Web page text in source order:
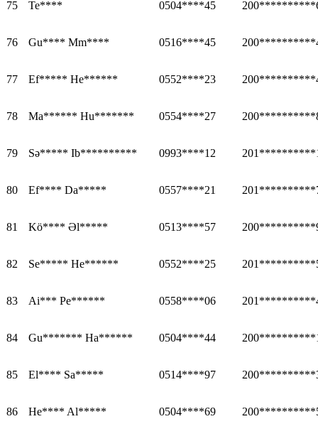
75 Te**** 0504****45
76 Gu**** Mm**** 0516****45
77 Ef***** He****** 0552****23
78 Ma****** Hu******* 0554****27
79 Sə***** Ib********** 0993****12
80 Ef**** Da***** 0557****21
81 Kö**** Əl***** 0513****57
82 Se***** He****** 0552****25
83 Ai*** Pe****** 0558****06
84 Gu******* Ha****** 0504****44
85 El**** Sa***** 0514****97
86 He**** Al***** 0504****69